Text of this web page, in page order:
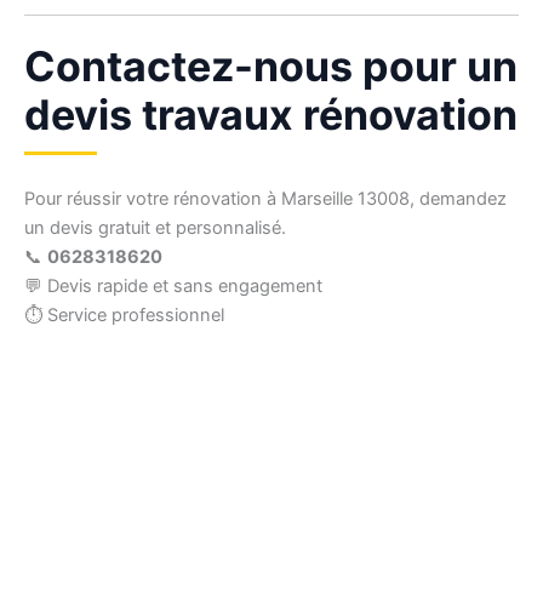
Contactez-nous pour un
devis travaux rénovation
Pour réussir votre rénovation à Marseille 13008, demandez
un devis gratuit et personnalisé.
📞 0628318620
💬 Devis rapide et sans engagement
⏱ Service professionnel